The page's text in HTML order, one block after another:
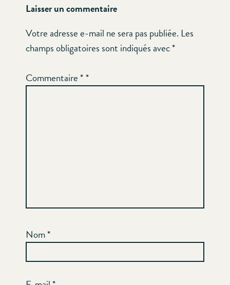
Laisser un commentaire
Votre adresse e-mail ne sera pas publiée. Les
champs obligatoires sont indiqués avec*
Commentaire*
Nom*